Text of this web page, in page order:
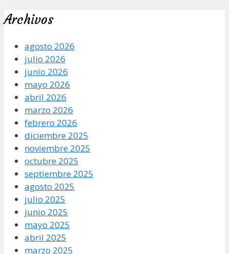
Archivos
agosto 2026
julio 2026
junio 2026
mayo 2026
abril 2026
marzo 2026
febrero 2026
diciembre 2025
noviembre 2025
octubre 2025
septiembre 2025
agosto 2025
julio 2025
junio 2025
mayo 2025
abril 2025
marzo 2025